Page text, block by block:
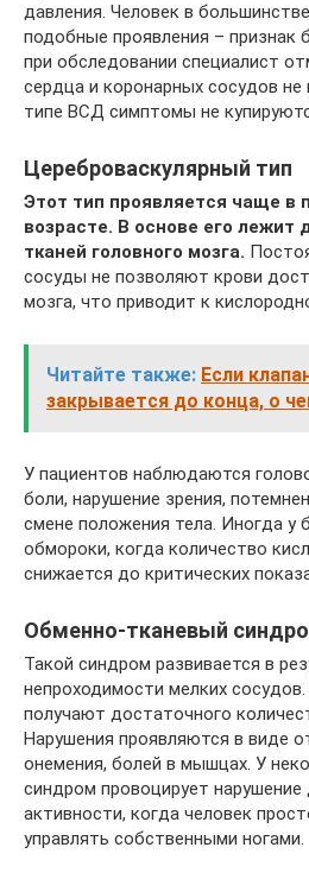
давления. Человек в
подобные проявления – признак
при обследовании специалист
сердца и коронарных сосудов
типе ВСД симптомы не
Цереброваскулярный тип
Этот тип проявляется чаще в
возрасте. В основе его лежит
тканей головного мозга.
сосуды не позволяют крови
мозга, что приводит к
Читайте также: Если
закрывается до конца, о
У пациентов наблюдаются
боли, нарушение зрения,
смене положения тела. Иногда у
обмороки, когда количество
снижается до критических
Обменно-тканевый
Такой синдром развивается в
непроходимости мелких
получают достаточного
Нарушения проявляются в виде
онемения, болей в мышцах. У
синдром провоцирует нарушение
активности, когда человек
управлять собственными ногами.